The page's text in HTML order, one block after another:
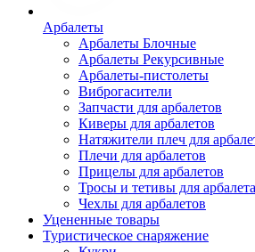
Арбалеты
Арбалеты Блочные
Арбалеты Рекурсивные
Арбалеты-пистолеты
Виброгасители
Запчасти для арбалетов
Киверы для арбалетов
Натяжители плеч для
Плечи для арбалетов
Прицелы для арбалетов
Тросы и тетивы для арбалета
Чехлы для арбалетов
Уцененные товары
Туристическое снаряжение